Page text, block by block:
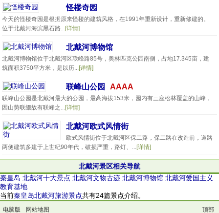
怪楼奇园
今天的怪楼奇园是根据原来怪楼的建筑风格，在1991年重新设计，重新修建的。
位于北戴河海滨黑石路...[详情]
北戴河博物馆
北戴河博物馆位于北戴河区联峰路85号，奥林匹克公园南侧，占地17.345亩，建
筑面积3750平方米，是以历...[详情]
联峰山公园 AAAA
联峰山公园是北戴河最大的公园，最高海拔153米，园内有三座松林覆盖的山峰，
因山势联缀故有联峰之...[详情]
北戴河欧式风情街
欧式风情街位于北戴河区保二路，保二路在改造前，道路
两侧建筑多建于上世纪90年代，破损严重，路灯、...[详情]
北戴河景区相关导航
秦皇岛 北戴河十大景点 北戴河文物古迹 北戴河博物馆 北戴河爱国主义
教育基地
当前秦皇岛北戴河旅游景点共有24篇景点介绍。
电脑版 网站地图 顶部